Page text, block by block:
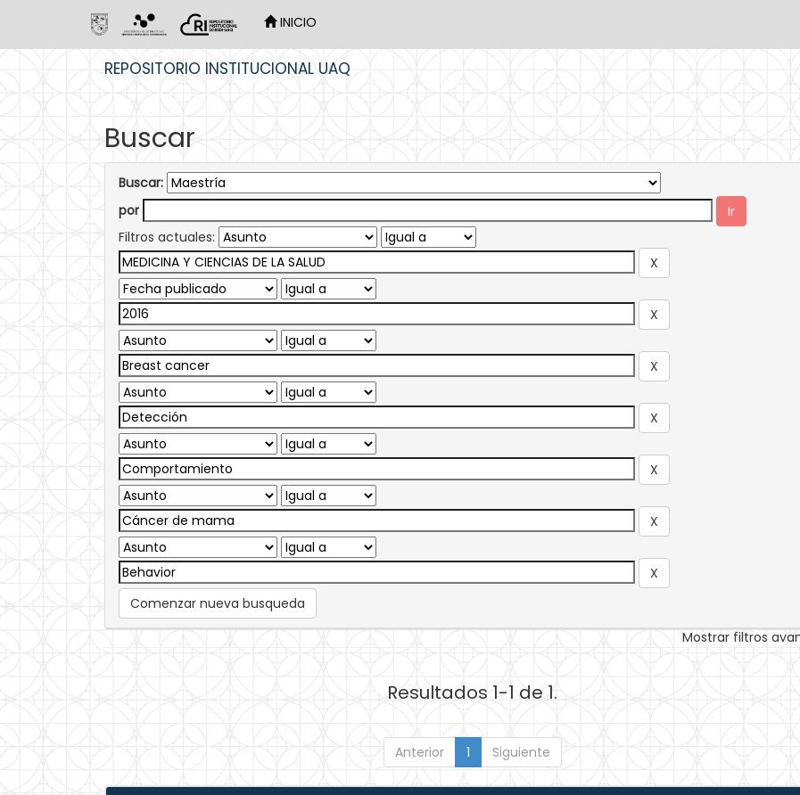
INICIO
REPOSITORIO INSTITUCIONAL UAQ
Buscar
Buscar:
por
Filtros actuales:
Comenzar nueva busqueda
Mostrar filtros
Resultados 1-1 de 1.
Anterior 1 Siguiente